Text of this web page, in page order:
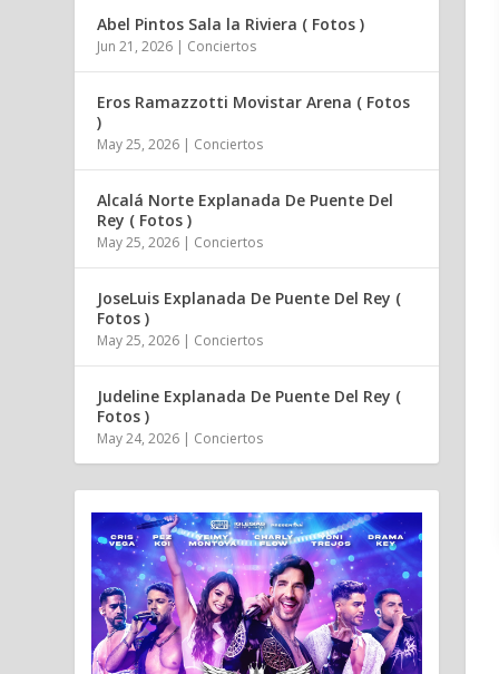
Abel Pintos Sala la Riviera ( Fotos )
Jun 21, 2026 | Conciertos
Eros Ramazzotti Movistar Arena ( Fotos
)
May 25, 2026 | Conciertos
Alcalá Norte Explanada De Puente Del
Rey ( Fotos )
May 25, 2026 | Conciertos
JoseLuis Explanada De Puente Del Rey (
Fotos )
May 25, 2026 | Conciertos
Judeline Explanada De Puente Del Rey (
Fotos )
May 24, 2026 | Conciertos